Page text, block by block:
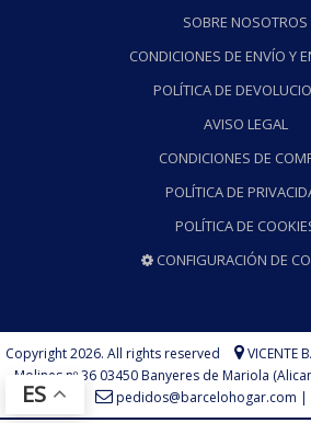
SOBRE NOSOTROS
CONDICIONES DE ENVÍO Y
POLÍTICA DE
AVISO LEGAL
CONDICIONES DE
POLÍTICA DE
POLÍTICA DE
CONFIGURACIÓN DE
Copyright 2026. All rights reserved VICENTE
Molines nº 36 03450 Banyeres de Mariola
73 75
pedidos@barcelohogar.com |
ES